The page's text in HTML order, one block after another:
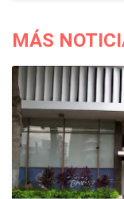
MÁS